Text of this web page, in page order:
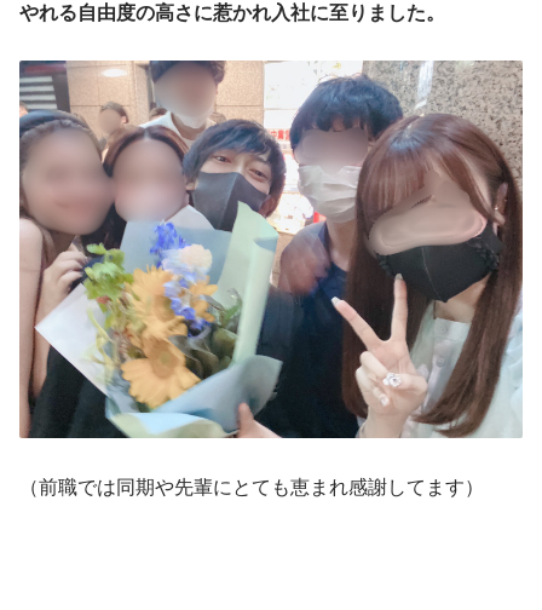
やれる自由度の高さに惹かれ入社に至りました。
（前職では同期や先輩にとても恵まれ感謝してます）